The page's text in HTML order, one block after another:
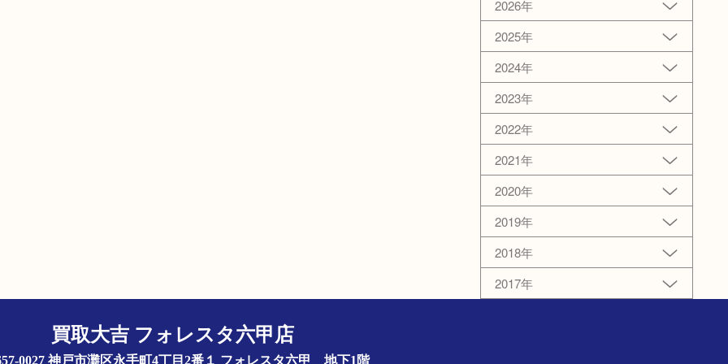
2026年
2025年
2024年
2023年
2022年
2021年
2020年
2019年
2018年
2017年
買取大吉 フォレスタ六甲店
0027 神戸市灘区永手町4丁目2番１ フォレスタ六甲 地下1階